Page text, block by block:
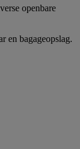
openbare
en bagageopslag.